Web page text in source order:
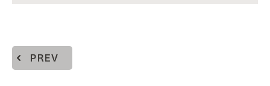
PREV